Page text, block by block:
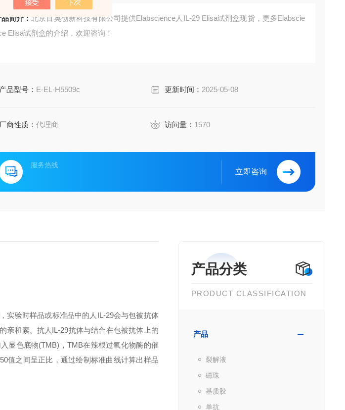
品简介：北京百奥创新科技有限公司提供Elabscience人IL-29 Elisa试剂盒现货，更多Elabscie
Elisa试剂盒的介绍，欢迎咨询！
产品型号： E-EL-H5509c 更新时间： 2025-05-08
厂商性质：代理商 访问量： 1570
服务热线
立即咨询
产品分类
PRODUCT CLASSIFICATION
产品
裂解液
磁珠
基质胶
单抗
实验时样品或标准品中的人 IL-29会与包被抗体
亲和素。抗人 IL-29抗体与结合在包被抗体上的
显色底物(TMB) ， TMB在辣根过氧化物酶的催
值之间呈正比，通过绘制标准曲线计算出样品